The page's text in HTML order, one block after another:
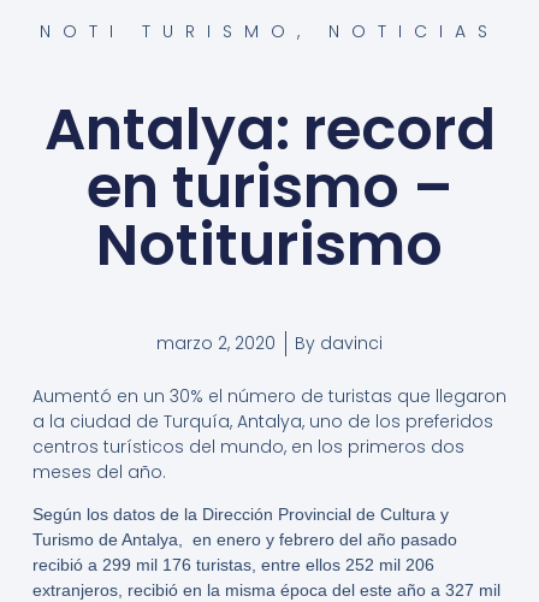
NOTI TURISMO , NOTICIAS
Antalya: record
en turismo –
Notiturismo
marzo 2, 2020 By davinci
Aumentó en un 30% el número de turistas que llegaron
a la ciudad de Turquía, Antalya, uno de los preferidos
centros turísticos del mundo, en los primeros dos
meses del año.
Según los datos de la Dirección Provincial de Cultura y
Turismo de Antalya, en enero y febrero del año pasado
recibió a 299 mil 176 turistas, entre ellos 252 mil 206
extranjeros, recibió en la misma época del este año a 327 mil